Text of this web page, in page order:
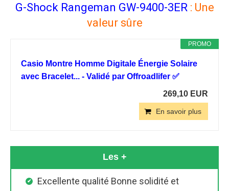
G-Shock Rangeman GW-9400-3ER : Une
valeur sûre
PROMO
Casio Montre Homme Digitale Énergie Solaire
avec Bracelet... - Validé par Offroadlifer ✅
269,10 EUR
En savoir plus
Les +
Excellente qualité Bonne solidité et